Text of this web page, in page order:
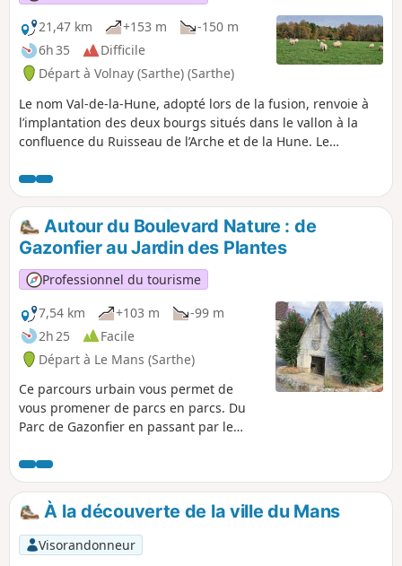
21,47 km
+153 m
-150 m
6h 35
Difficile
Départ à Volnay (Sarthe) (Sarthe)
Le nom Val-de-la-Hune, adopté lors de la fusion, renvoie à
l’implantation des deux bourgs situés dans le vallon à la
confluence du Ruisseau de l’Arche et de la Hune. Le
dolmen, situé à la limite avec Tresson, datant du
Néolithique ainsi que la voie antique, Via Turniacensis,
reliant Le Mans à Blois ; passant par Volnay et Saint-Mars-
de-Locquenay avant de se diriger vers la Vallée du Loir. Elle
favorisa le développement de grands domaines agricoles,
expliquant la présence de nombreux fiefs à l’époque
médiévale dont il reste peu de vestiges (Champion, Pois, le
Grand Yvay, Mélève, Sargilet) à l’exception de la Chesnaye
qui les engloba pour la plupart au cours de l’Époque
Moderne (XVIe-XVIIIe siècle).
Autour du Boulevard Nature : de
Gazonfier au Jardin des Plantes
Professionnel du tourisme
7,54 km
+103 m
-99 m
2h 25
Facile
Départ à Le Mans (Sarthe)
Ce parcours urbain vous permet de
vous promener de parcs en parcs. Du
Parc de Gazonfier en passant par le
découvrez ou redécouvrez les rues du
Mans avec ses maisons à l'histoire
originale et ses points de vue
imprenables.
À la découverte de la ville du Mans
Visorandonneur